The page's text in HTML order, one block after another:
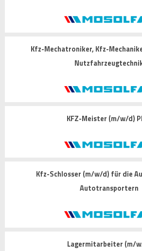
Kfz-Mechatroniker, Kfz-
KFZ-Meister (m/w/d)
Kfz-Schlosser (m/w/d) für die
Autotransportern
Lagermitarbeiter (m/